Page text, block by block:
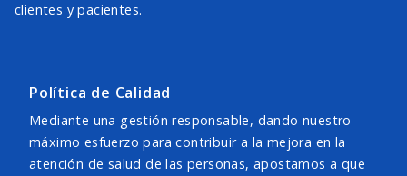
clientes y pacientes.
Política de Calidad
Mediante una gestión responsable, dando nuestro
máximo esfuerzo para contribuir a la mejora en la
atención de salud de las personas, apostamos a que